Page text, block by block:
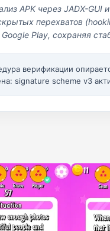
APK через JADX-
перехватов
Play, сохраняя
верификации
signature scheme v3